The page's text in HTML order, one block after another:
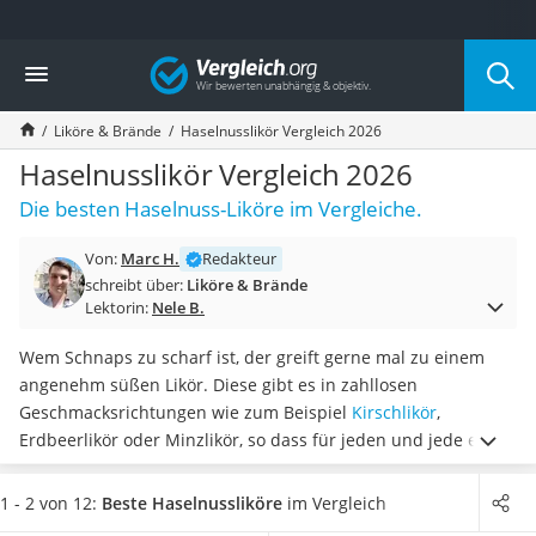
Die beliebtesten Vergleiche nach Kategorie
Lebensmittel
Schwarzkümmelöl
Knäckebrot
Schwarzkümmelöl-Kapseln
Manukahonig
Eiklar
Balsamico-Essig
Schwarzkümmelöl bio
Honig
Gemüsebrühe
Eiskaffee-Pulver
Irischer Whiskey
Grapefruitkernextrakt
Matcha-Set
Vergleich
Liköre & Brände Haselnusslikör Vergleich 2026
Haselnusslikör Vergleich 2026
Die besten Haselnuss-Liköre im Vergleiche.
Von: Marc H.
Redakteur
schreibt über: Liköre & Brände
Lektorin: Nele B.
Wem Schnaps zu scharf ist, der greift gerne mal zu einem
angenehm süßen Likör. Diese gibt es in zahllosen
Geschmacksrichtungen wie zum Beispiel Kirschlikör,
Erdbeerlikör oder Minzlikör, so dass für jeden und jede etwas
dabei ist. Haben Sie schon mal einen Haselnusslikör probiert?
Diese nussige Spezialität schmeckt fast wie flüssiges Nougat.
1 - 2 von 12: Beste Haselnussliköre im Vergleich